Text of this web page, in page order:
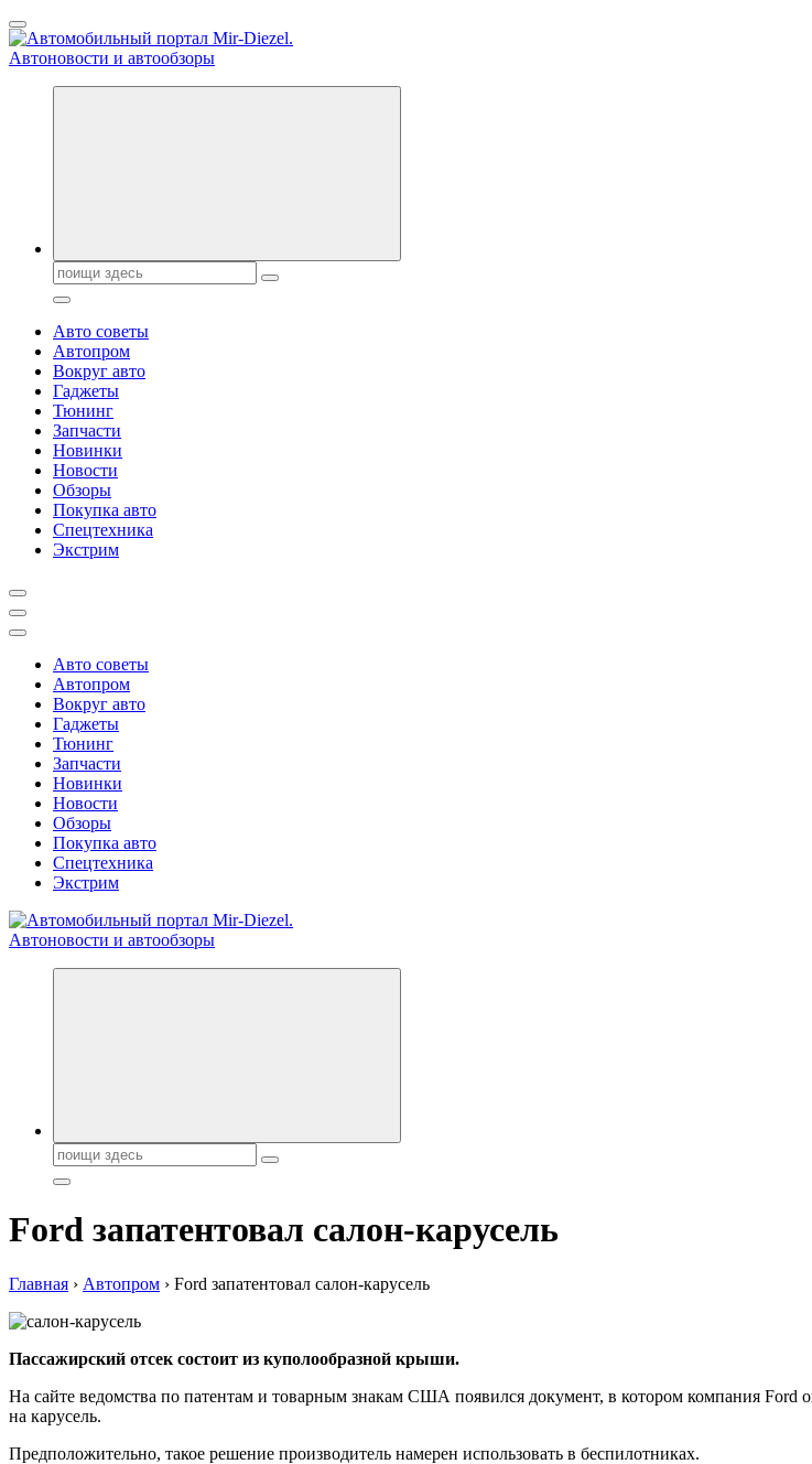
Перейти
к
содержанию
Справочник автомобилиста. Обзор новинок популярных автобрендов, технические характреристики,
Поиск:
Авто советы
Автопром
Вокруг авто
Гаджеты
Тюнинг
Запчасти
Новинки
Новости
Обзоры
Покупка авто
Спецтехника
Экстрим
Авто советы
Автопром
Вокруг авто
Гаджеты
Тюнинг
Запчасти
Новинки
Новости
Обзоры
Покупка авто
Спецтехника
Экстрим
Справочник автомобилиста. Обзор новинок популярных автобрендов, технические характреристики,
Поиск:
Ford запатентовал салон-карусель
Главная › Автопром › Ford запатентовал салон-карусель
Пассажирский отсек состоит из куполообразной крыши.
На сайте ведомства по патентам и товарным знакам США появился документ, в котором компания
на карусель.
Предположительно, такое решение производитель намерен использовать в беспилотниках.